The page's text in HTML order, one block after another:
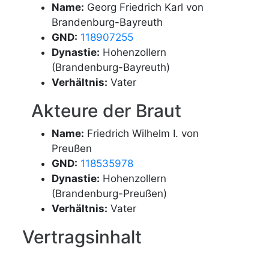
Name: Georg Friedrich Karl von
Brandenburg-Bayreuth
GND: 118907255
Dynastie: Hohenzollern
(Brandenburg-Bayreuth)
Verhältnis: Vater
Akteure der Braut
Name: Friedrich Wilhelm I. von
Preußen
GND: 118535978
Dynastie: Hohenzollern
(Brandenburg-Preußen)
Verhältnis: Vater
Vertragsinhalt